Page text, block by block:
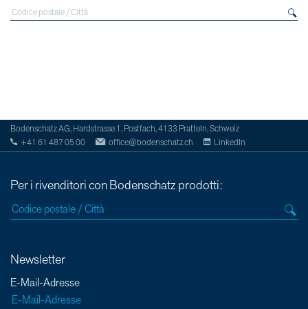
Bodenschatz AG, Hardstrasse 1, Postfach, 4133 Pratteln, Schweiz
+41 61 487 05 00
office@bodenschatz.ch LinkedIn
Per i rivenditori con Bodenschatz prodotti:
Newsletter
E-Mail-Adresse